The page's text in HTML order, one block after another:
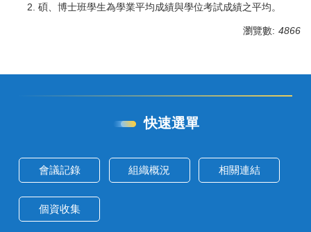
碩、博士班學生為學業平均成績與學位考試成績之平均。
瀏覽數: 4866
快速選單
會議記錄 組織概況 相關連結
個資收集